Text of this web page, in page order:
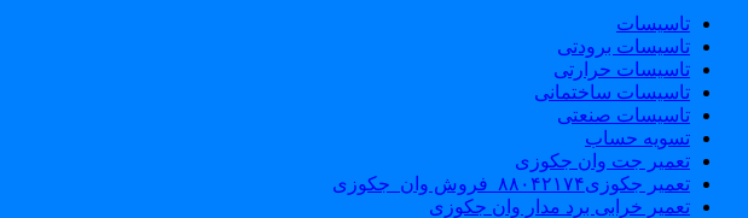
تاسیسات
تاسیسات برودتی
تاسیسات حرارتی
تاسیسات ساختمانی
تاسیسات صنعتی
تسویه حساب
تعمیر جت وان جکوزی
تعمیر جکوزی۸۸۰۴۲۱۷۴_فروش وان_جکوزی
تعمیر خرابی برد مدار وان جکوزی